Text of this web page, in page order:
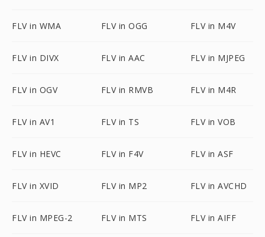
FLV in WMA FLV in OGG FLV in M4V
FLV in DIVX FLV in AAC FLV in MJPEG
FLV in OGV FLV in RMVB FLV in M4R
FLV in AV1 FLV in TS FLV in VOB
FLV in HEVC FLV in F4V FLV in ASF
FLV in XVID FLV in MP2 FLV in AVCHD
FLV in MPEG-2 FLV in MTS FLV in AIFF